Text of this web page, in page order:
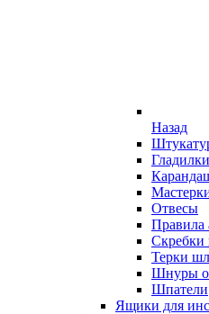
Назад
Гладилки
Отвесы
Скребки
Терки
Шнуры
Шпатели
Ящики для